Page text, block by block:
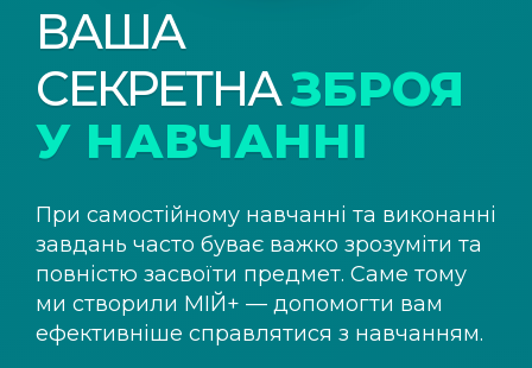
ВАША
СЕКРЕТНАЗБРОЯ
У НАВЧАННІ
При самостійному навчанні та виконанні
завдань часто буває важко зрозуміти та
повністю засвоїти предмет. Саме тому
ми створили МІЙ+ — допомогти вам
ефективніше справлятися з навчанням.